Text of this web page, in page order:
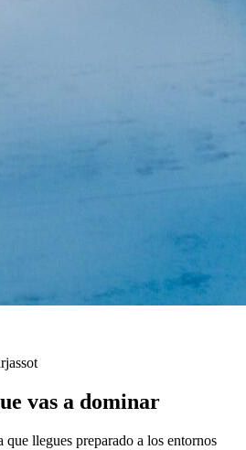
vas a dominar
llegues preparado a los entornos